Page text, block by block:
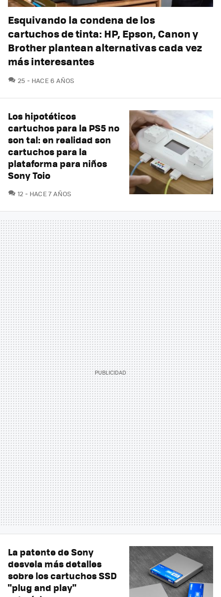
Esquivando la condena de los
cartuchos de tinta: HP, Epson, Canon y
Brother plantean alternativas cada vez
más interesantes
25 COMENTARIOS
HACE 6 AÑOS
Los hipotéticos
cartuchos para la PS5 no
son tal: en realidad son
cartuchos para la
plataforma para niños
Sony Toio
12 COMENTARIOS
HACE 7 AÑOS
La patente de Sony
desvela más detalles
sobre los cartuchos SSD
"plug and play"